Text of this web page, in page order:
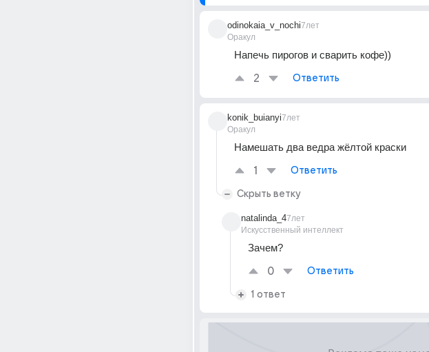
odinokaia_v_nochi
Оракул
7лет
Напечь пирогов и сварить кофе))
2 Ответить
konik_buianyi
Оракул
7лет
Намешать два ведра жёлтой краски
1 Ответить
Скрыть ветку
natalinda_4
Искусственный интеллект
7лет
Зачем?
0 Ответить
1 ответ